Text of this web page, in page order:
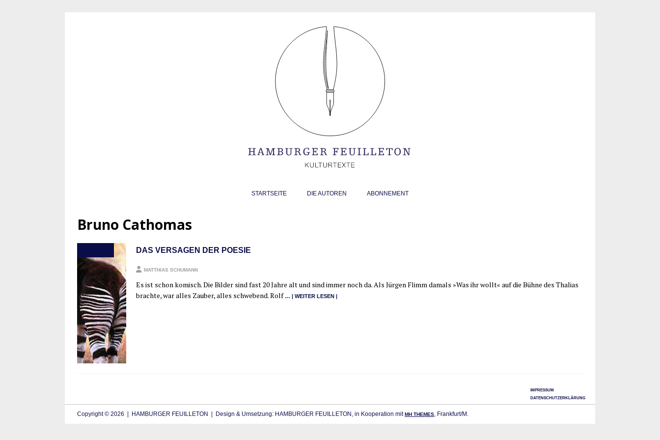
STARTSEITE DIE AUTOREN ABONNEMENT
Bruno Cathomas
DAS VERSAGEN DER POESIE
MATTHIAS SCHUMANN
Es ist schon komisch. Die Bil­der sind fast 20 Jah­re alt und sind immer noch da. Als Jür­gen Flimm damals »Was ihr wollt« auf die Büh­ne des Tha­li­as
brach­te, war alles Zau­ber, alles schwe­bend. Rolf … | WEI­TER LESEN |
IMPRESSUM
DATENSCHUTZERKLÄRUNG
Copyright © 2026 | HAMBURGER FEUILLETON | Design & Umsetzung: HAMBURGER FEUILLETON, in Kooperation mitMH THEMES, Frankfurt/M.